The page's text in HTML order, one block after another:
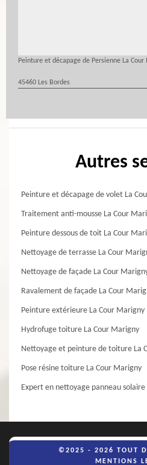
Peinture et décapage de Persienne La Cour
45460 Les Bordes
Autres
Peinture et décapage de volet La
Traitement anti-mousse La Cour
Peinture dessous de toit La Cour
Nettoyage de terrasse La Cour
Nettoyage de façade La Cour
Ravalement de façade La Cour
Peinture extérieure La Cour Marigny
Hydrofuge toiture La Cour Marigny
Nettoyage et peinture de toiture La
Pose résine toiture La Cour Marigny
Expert en nettoyage panneau
©2025 - 2026 TOUT
MENTIONS